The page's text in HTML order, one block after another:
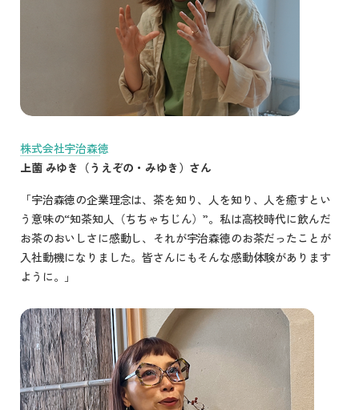
株式会社宇治森徳
上薗 みゆき（うえぞの・みゆき）さん
「宇治森徳の企業理念は、茶を知り、人を知り、人を癒すとい
う意味の“知茶知人（ちちゃちじん）”。私は高校時代に飲んだ
お茶のおいしさに感動し、それが宇治森徳のお茶だったことが
入社動機になりました。皆さんにもそんな感動体験があります
ように。」